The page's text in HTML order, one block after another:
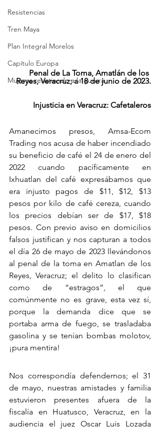
Resistencias
Tren Maya
Plan Integral Morelos
Capítulo Europa
Mujeres resistiendo a la guerra
Penal de La Toma, Amatlán de los
Reyes, Veracruz; a 18 de junio de 2023.
Injusticia en Veracruz: Cafetaleros
Amanecimos presos, Amsa-Ecom
Trading nos acusa de haber incendiado
su beneficio de café el 24 de enero del
2022 cuando pacíficamente en
Ixhuatlan del café expresábamos que
era injusto pagos de $11, $12, $13
pesos por kilo de café cereza, cuando
los precios debían ser de $17, $18
pesos. Con previo aviso en domicilios
falsos justifican y nos capturan a todos
el día 26 de mayo de 2023 llevándonos
al penal de la toma en Amatlan de los
Reyes, Veracruz; el delito lo clasifican
como de “estragos”, el que
comúnmente no es grave, esta vez sí,
porque la demanda dice que se
portaba arma de fuego, se trasladaba
gasolina y se tenían bombas molotov,
¡pura mentira!
Nos correspondía defendernos; el 31
de mayo, nuestras amistades y familia
estuvieron presentes afuera de la
fiscalía en Huatusco, Veracruz, en la
audiencia el juez Oscar Luis Lozada